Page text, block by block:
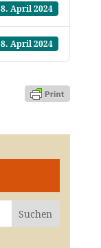
8. April 2024
8. April 2024